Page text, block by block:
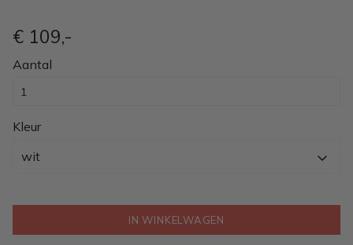
€ 109,-
Aantal
Kleur
wit
IN WINKELWAGEN